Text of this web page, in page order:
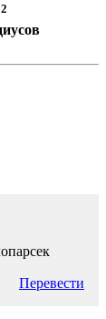
Перевести